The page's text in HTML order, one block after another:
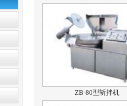
ZB-80型斩拌机